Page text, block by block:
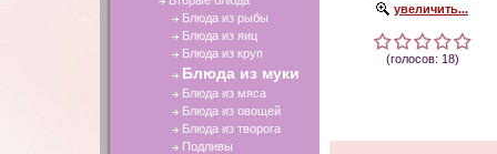
Блюда из рыбы
Блюда из яиц
Блюда из круп
Блюда из муки
Блюда из мяса
Блюда из овощей
Блюда из творога
Подливы
увеличить...
(голосов: 18)